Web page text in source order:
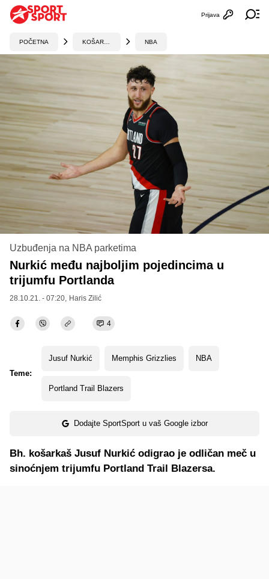
Otvori
Prijava
POČETNA NBA
Uzbuđenja na NBA parketima
Nurkić među najboljim pojedincima u
trijumfu Portlanda
28.10.21. - 07:20, Haris Zilić
4
Teme:
Jusuf Nurkić Memphis Grizzlies NBA
Portland Trail Blazers
Dodajte SportSport u vaš Google izbor
Bh. košarkaš Jusuf Nurkić odigrao je odličan meč u
sinoćnjem trijumfu Portland Trail Blazersa.